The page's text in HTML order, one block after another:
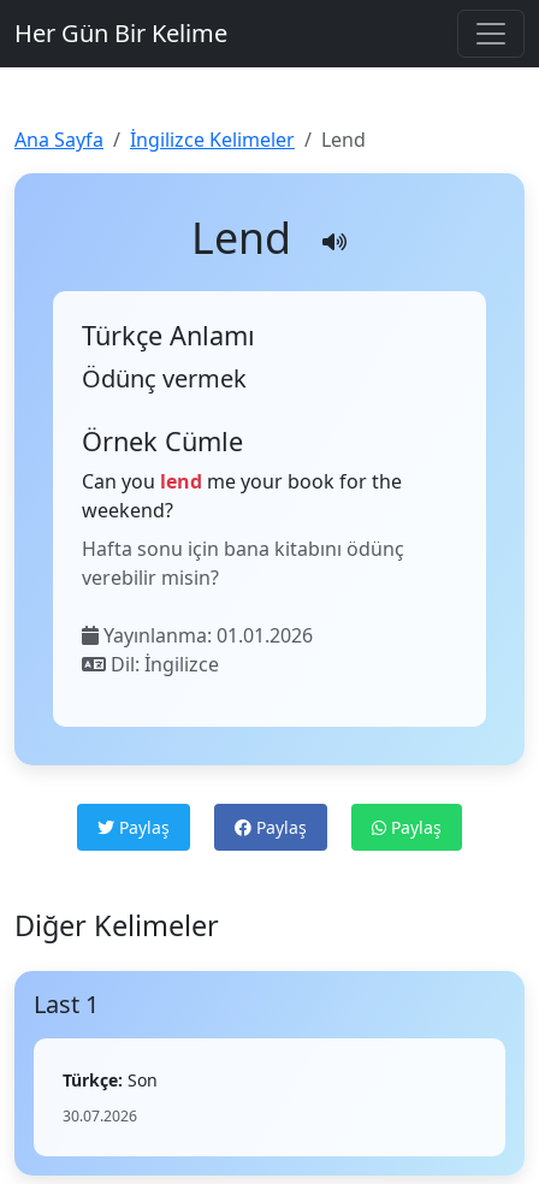
Her Gün Bir Kelime
Ana Sayfa İngilizce Kelimeler Lend
Lend
Türkçe Anlamı
Ödünç vermek
Örnek Cümle
Can you lend me your book for the
weekend?
Hafta sonu için bana kitabını ödünç
verebilir misin?
Yayınlanma: 01.01.2026
Dil: İngilizce
Paylaş Paylaş Paylaş
Diğer Kelimeler
Last 1
Türkçe: Son
30.07.2026